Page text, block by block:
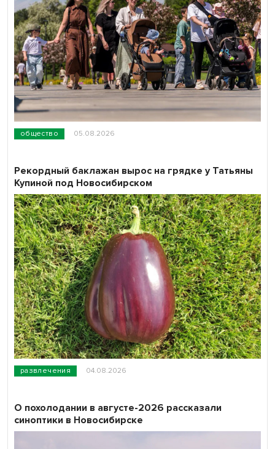
общество 05.08.2026
развлечения 04.08.2026
Рекордный баклажан вырос на грядке у Татьяны
Купиной под Новосибирском
О похолодании в августе-2026 рассказали
синоптики в Новосибирске